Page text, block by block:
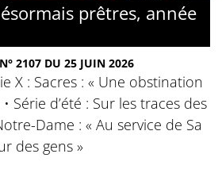
prêtres, année
2107 DU 25 JUIN 2026
X : Sacres : « Une obstination
Série d’été : Sur les traces des
Dame : « Au service de Sa
des gens »